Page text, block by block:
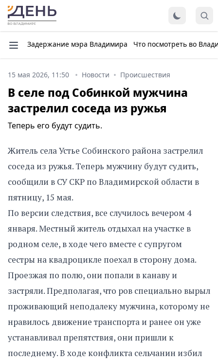
Задержание мэра Владимира Что посмотреть во
15 мая 2026, 11:50 Новости Происшествия
В селе под Собинкой мужчина
застрелил соседа из ружья
Теперь его будут судить.
Житель села Устье Собинского района застрелил
соседа из ружья. Теперь мужчину будут судить,
сообщили в СУ СКР по Владимирской области в
пятницу, 15 мая.
По версии следствия, все случилось вечером 4
января. Местный житель отдыхал на участке в
родном селе, в ходе чего вместе с супругом
сестры на квадроцикле поехал в сторону дома.
Проезжая по полю, они попали в канаву и
застряли. Предполагая, что ров специально вырыл
проживающий неподалеку мужчина, которому не
нравилось движение транспорта и ранее он уже
устанавливал препятствия, они пришли к
последнему. В ходе конфликта сельчанин избил